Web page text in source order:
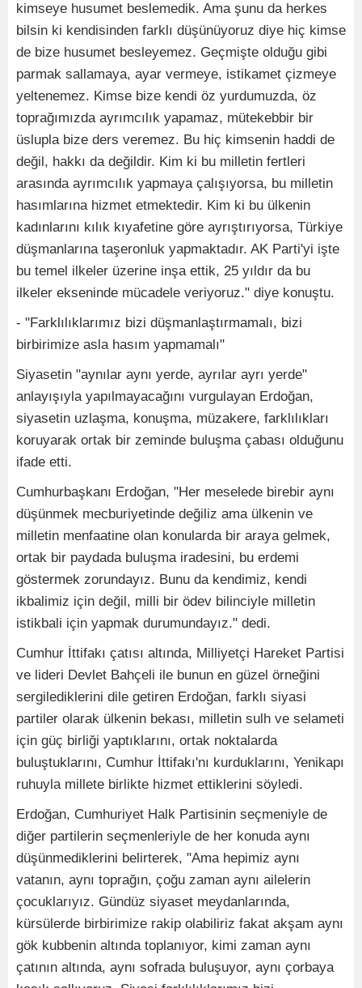
kimseye husumet beslemedik. Ama şunu da herkes
bilsin ki kendisinden farklı düşünüyoruz diye hiç kimse
de bize husumet besleyemez. Geçmişte olduğu gibi
parmak sallamaya, ayar vermeye, istikamet çizmeye
yeltenemez. Kimse bize kendi öz yurdumuzda, öz
toprağımızda ayrımcılık yapamaz, mütekebbir bir
üslupla bize ders veremez. Bu hiç kimsenin haddi de
değil, hakkı da değildir. Kim ki bu milletin fertleri
arasında ayrımcılık yapmaya çalışıyorsa, bu milletin
hasımlarına hizmet etmektedir. Kim ki bu ülkenin
kadınlarını kılık kıyafetine göre ayrıştırıyorsa, Türkiye
düşmanlarına taşeronluk yapmaktadır. AK Parti'yi işte
bu temel ilkeler üzerine inşa ettik, 25 yıldır da bu
ilkeler ekseninde mücadele veriyoruz." diye konuştu.
- "Farklılıklarımız bizi düşmanlaştırmamalı, bizi
birbirimize asla hasım yapmamalı"
Siyasetin "aynılar aynı yerde, ayrılar ayrı yerde"
anlayışıyla yapılmayacağını vurgulayan Erdoğan,
siyasetin uzlaşma, konuşma, müzakere, farklılıkları
koruyarak ortak bir zeminde buluşma çabası olduğunu
ifade etti.
Cumhurbaşkanı Erdoğan, "Her meselede birebir aynı
düşünmek mecburiyetinde değiliz ama ülkenin ve
milletin menfaatine olan konularda bir araya gelmek,
ortak bir paydada buluşma iradesini, bu erdemi
göstermek zorundayız. Bunu da kendimiz, kendi
ikbalimiz için değil, milli bir ödev bilinciyle milletin
istikbali için yapmak durumundayız." dedi.
Cumhur İttifakı çatısı altında, Milliyetçi Hareket Partisi
ve lideri Devlet Bahçeli ile bunun en güzel örneğini
sergilediklerini dile getiren Erdoğan, farklı siyasi
partiler olarak ülkenin bekası, milletin sulh ve selameti
için güç birliği yaptıklarını, ortak noktalarda
buluştuklarını, Cumhur İttifakı'nı kurduklarını, Yenikapı
ruhuyla millete birlikte hizmet ettiklerini söyledi.
Erdoğan, Cumhuriyet Halk Partisinin seçmeniyle de
diğer partilerin seçmenleriyle de her konuda aynı
düşünmediklerini belirterek, "Ama hepimiz aynı
vatanın, aynı toprağın, çoğu zaman aynı ailelerin
çocuklarıyız. Gündüz siyaset meydanlarında,
kürsülerde birbirimize rakip olabiliriz fakat akşam aynı
gök kubbenin altında toplanıyor, kimi zaman aynı
çatının altında, aynı sofrada buluşuyor, aynı çorbaya